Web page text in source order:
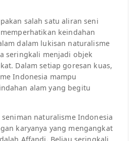
salah satu aliran seni
keindahan
dalam lukisan naturalisme
seringkali menjadi objek
Dalam setiap goresan kuas,
Indonesia mampu
alam yang begitu
naturalisme Indonesia
karyanya yang mengangkat